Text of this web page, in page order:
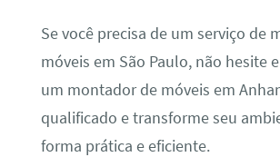
Se você precisa de um serviço de
móveis em São Paulo, não hesite
um montador de móveis em
qualificado e transforme seu
forma prática e eficiente.